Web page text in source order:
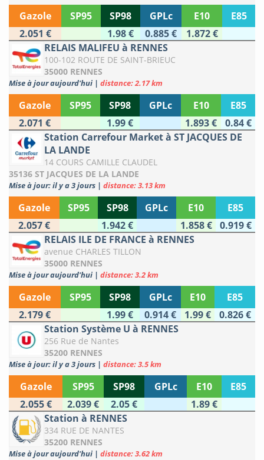
Gazole SP95 SP98 GPLc E10
E85
2.051 €
1.98 € 0.885 €
1.872 €
RELAIS MALIFEU à RENNES
100-102 ROUTE DE SAINT-BRIEUC
35000 RENNES
Mise à jour aujourd'hui | distance: 2.17 km
Gazole SP95 SP98 GPLc E10
E85
2.071 €
1.99 € 1.893 €
0.84 €
Station Carrefour Market à ST JACQUES DE
LA LANDE
14 COURS CAMILLE CLAUDEL
35136 ST JACQUES DE LA LANDE
Mise à jour: il y a 3 jours | distance: 3.13 km
Gazole SP95 SP98 GPLc E10
E85
2.057 €
1.942 € 1.858 €
0.919 €
RELAIS ILE DE FRANCE à RENNES
avenue CHARLES TILLON
35000 RENNES
Mise à jour aujourd'hui | distance: 3.2 km
Gazole SP95 SP98 GPLc E10
E85
2.179 €
1.99 € 0.914 € 1.99 €
0.826 €
Station Système U à RENNES
256 Rue de Nantes
35200 RENNES
Mise à jour: il y a 3 jours | distance: 3.5 km
Gazole SP95 SP98 GPLc E10
E85
2.055 €
2.039 € 2.05 €
1.89 €
Station à RENNES
334 RUE DE NANTES
35200 RENNES
Mise à jour aujourd'hui | distance: 3.62 km